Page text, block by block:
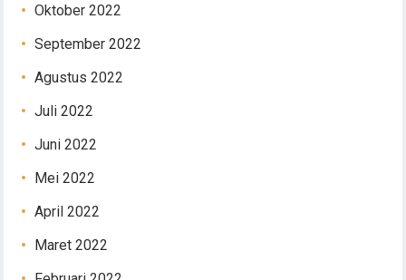
Oktober 2022
September 2022
Agustus 2022
Juli 2022
Juni 2022
Mei 2022
April 2022
Maret 2022